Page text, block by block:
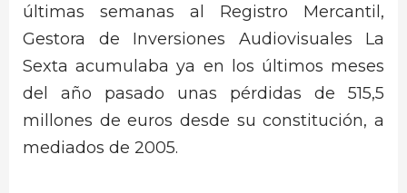
últimas semanas al Registro Mercantil,
Gestora de Inversiones Audiovisuales La
Sexta acumulaba ya en los últimos meses
del año pasado unas pérdidas de 515,5
millones de euros desde su constitución, a
mediados de 2005.